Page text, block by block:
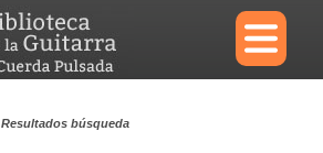
×
Resultados búsqueda